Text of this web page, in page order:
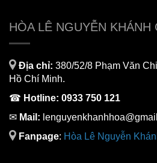
HÒA LÊ NGUYỄN KHÁNH
Địa chỉ: 380/52/8 Phạm Văn
Hồ Chí Minh.
☎ Hotline: 0933 750 121
✉ Mail:
Fanpage: Hòa Lê Nguyễn